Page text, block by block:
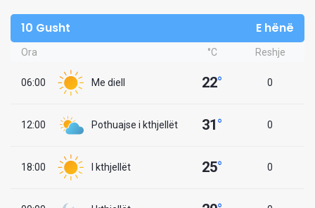
10 Gusht E hënë
Ora °C Reshje
06:00 Me diell 22° 0
12:00 Pothuajse i kthjellët 31° 0
18:00 I kthjellët 25° 0